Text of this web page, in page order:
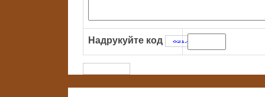
Надрукуйте код